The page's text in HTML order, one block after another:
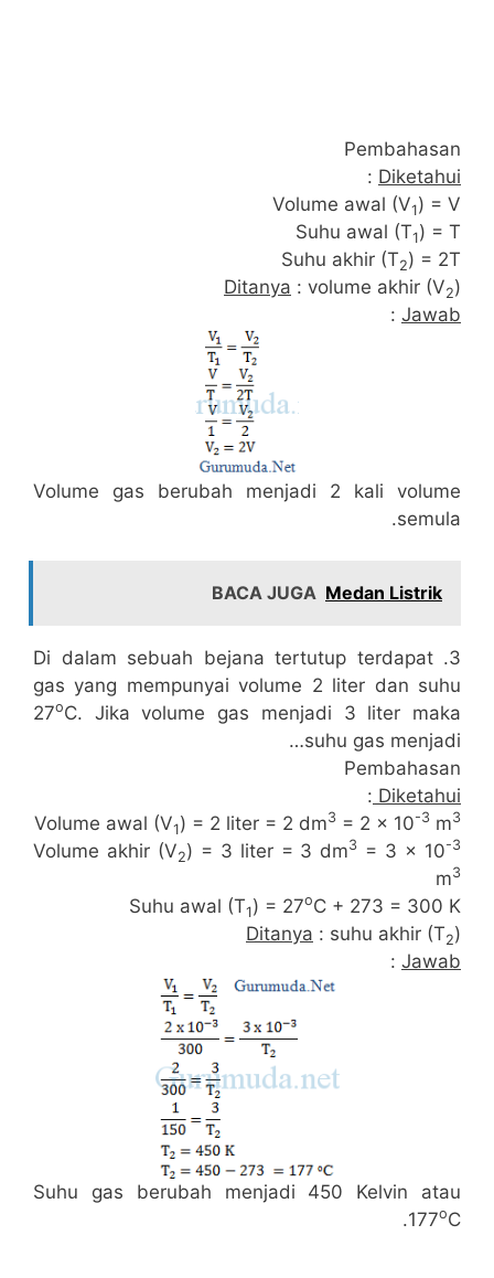
Pembahasan
Diketahui
:
Volume awal (V1) = V
Suhu awal (T1) = T
Suhu akhir (T2) = 2T
Ditanya : volume akhir (V2)
Jawab
:
Volume gas berubah menjadi 2 kali volume
semula.
BACA JUGA Medan Listrik
3. Di dalam sebuah bejana tertutup terdapat
gas yang mempunyai volume 2 liter dan suhu
27oC. Jika volume gas menjadi 3 liter maka
suhu gas menjadi…
Pembahasan
Diketahui
:
Volume awal (V1) = 2 liter = 2 dm3 = 2 x 10-3 m3
Volume akhir (V2) = 3 liter = 3 dm3 = 3 x 10-3
m3
Suhu awal (T1) = 27oC + 273 = 300 K
Ditanya : suhu akhir (T2)
Jawab
:
Suhu gas berubah menjadi 450 Kelvin atau
177oC.